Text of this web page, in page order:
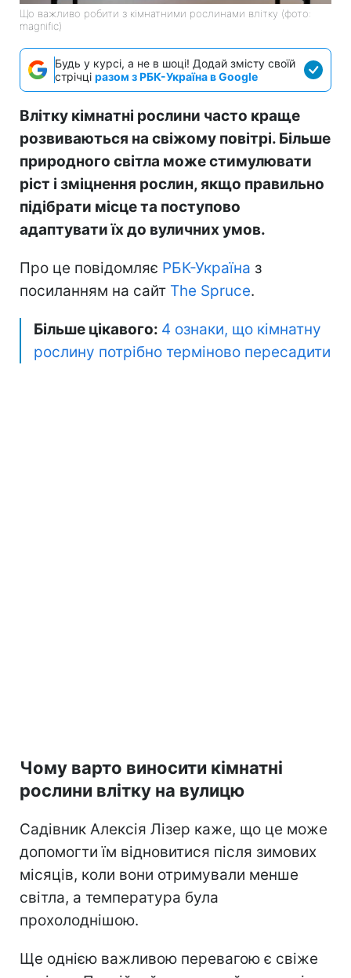
Що важливо робити з кімнатними рослинами влітку (фото:
magnific)
Будь у курсі, а не в шоці! Додай змісту своїй
стрічці разом з РБК-Україна в Google
Влітку кімнатні рослини часто краще
розвиваються на свіжому повітрі. Більше
природного світла може стимулювати
ріст і зміцнення рослин, якщо правильно
підібрати місце та поступово
адаптувати їх до вуличних умов.
Про це повідомляє РБК-Україна з
посиланням на сайт The Spruce.
Більше цікавого: 4 ознаки, що кімнатну
рослину потрібно терміново пересадити
Чому варто виносити кімнатні
рослини влітку на вулицю
Садівник Алексія Лізер каже, що це може
допомогти їм відновитися після зимових
місяців, коли вони отримували менше
світла, а температура була
прохолоднішою.
Ще однією важливою перевагою є свіже